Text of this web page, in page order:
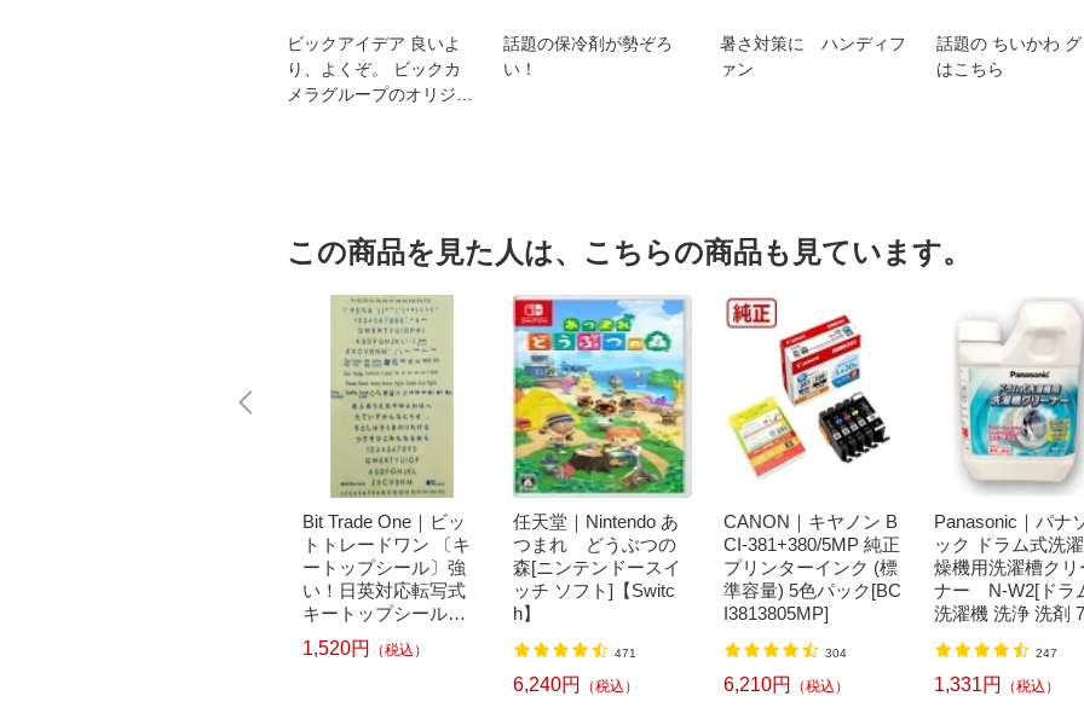
ビックアイデア 良いよ
り、よくぞ。 ビックカ
メラグループのオリジナ
話題の保冷剤が勢ぞろ
い！
暑さ対策に ハンディフ
ァン
話題の ちいかわ
はこちら
この商品を見た人は、こちらの商品も見ています。
Bit Trade One｜ビッ
トトレードワン 〔キ
ートップシール〕強
い！日英対応転写式
キートップシールセ
ット ブルー DYKTSB
L
1,520円 （税込）
任天堂｜Nintendo あ
つまれ どうぶつの
森[ニンテンドースイ
ッチ ソフト]【Switc
h】
471
6,240円 （税込）
CANON｜キヤノン B
CI-381+380/5MP 純正
プリンターインク (標
準容量) 5色パック[BC
I3813805MP]
304
6,210円 （税込）
Panasonic｜パナ
ック ドラム式洗
燥機用洗濯槽クリ
ナー N-W2[ドラ
洗濯機 洗浄 洗剤
247
1,331円 （税込）